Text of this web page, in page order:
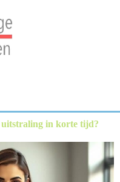
uitstraling in korte tijd?